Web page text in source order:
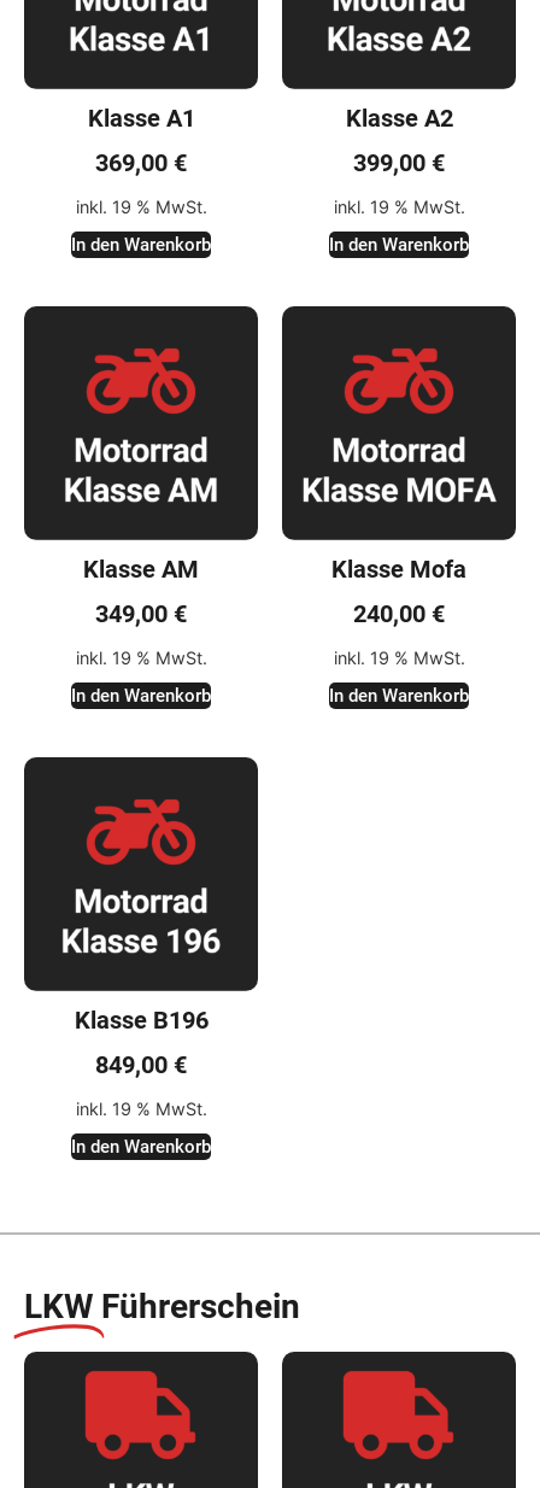
Klasse A1
369,00 €
inkl. 19 % MwSt.
In den Warenkorb
Klasse A2
399,00 €
inkl. 19 % MwSt.
In den Warenkorb
Klasse AM
349,00 €
inkl. 19 % MwSt.
In den Warenkorb
Klasse Mofa
240,00 €
inkl. 19 % MwSt.
In den Warenkorb
Klasse B196
849,00 €
inkl. 19 % MwSt.
In den Warenkorb
LKW Führerschein